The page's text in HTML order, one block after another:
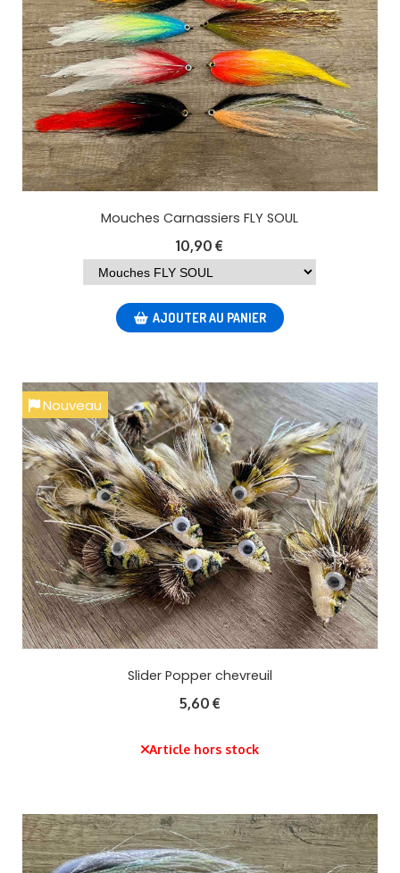
Mouches Carnassiers FLY SOUL
10,90 €
AJOUTER AU PANIER
Nouveau
Slider Popper chevreuil
5,60 €
Article hors stock